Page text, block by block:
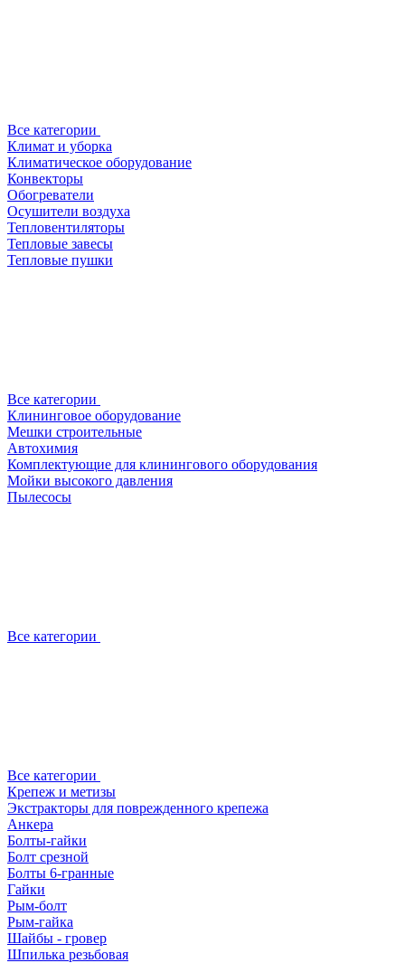
Все категории
Климат и уборка
Климатическое оборудование
Конвекторы
Обогреватели
Осушители воздуха
Тепловентиляторы
Тепловые завесы
Тепловые пушки
Все категории
Клининговое оборудование
Мешки строительные
Автохимия
Комплектующие для клинингового оборудования
Мойки высокого давления
Пылесосы
Все категории
Все категории
Крепеж и метизы
Экстракторы для поврежденного крепежа
Анкера
Болты-гайки
Болт срезной
Болты 6-гранные
Гайки
Рым-болт
Рым-гайка
Шайбы - гровер
Шпилька резьбовая